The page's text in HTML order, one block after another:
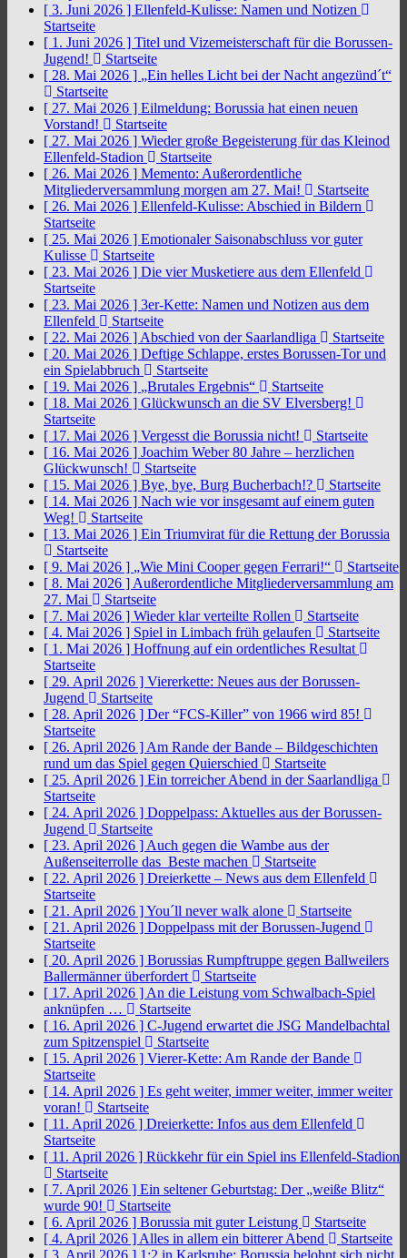
[ 3. Juni 2026 ] Ellenfeld-Kulisse: Namen und Notizen
Startseite
[ 1. Juni 2026 ] Titel und Vizemeisterschaft für die Borussen-
Jugend!
Startseite
[ 28. Mai 2026 ] „Ein helles Licht bei der Nacht angezünd´t“
Startseite
[ 27. Mai 2026 ] Eilmeldung: Borussia hat einen neuen
Vorstand!
Startseite
[ 27. Mai 2026 ] Wieder große Begeisterung für das Kleinod
Ellenfeld-Stadion
Startseite
[ 26. Mai 2026 ] Memento: Außerordentliche
Mitgliederversammlung morgen am 27. Mai!
Startseite
[ 26. Mai 2026 ] Ellenfeld-Kulisse: Abschied in Bildern
Startseite
[ 25. Mai 2026 ] Emotionaler Saisonabschluss vor guter
Kulisse
Startseite
[ 23. Mai 2026 ] Die vier Musketiere aus dem Ellenfeld
Startseite
[ 23. Mai 2026 ] 3er-Kette: Namen und Notizen aus dem
Ellenfeld
Startseite
[ 22. Mai 2026 ] Abschied von der Saarlandliga
Startseite
[ 20. Mai 2026 ] Deftige Schlappe, erstes Borussen-Tor und
ein Spielabbruch
Startseite
[ 19. Mai 2026 ] „Brutales Ergebnis“
Startseite
[ 18. Mai 2026 ] Glückwunsch an die SV Elversberg!
Startseite
[ 17. Mai 2026 ] Vergesst die Borussia nicht!
Startseite
[ 16. Mai 2026 ] Joachim Weber 80 Jahre – herzlichen
Glückwunsch!
Startseite
[ 15. Mai 2026 ] Bye, bye, Burg Bucherbach!?
Startseite
[ 14. Mai 2026 ] Nach wie vor insgesamt auf einem guten
Weg!
Startseite
[ 13. Mai 2026 ] Ein Triumvirat für die Rettung der Borussia
Startseite
[ 9. Mai 2026 ] „Wie Mini Cooper gegen Ferrari!“
Startseite
[ 8. Mai 2026 ] Außerordentliche Mitgliederversammlung am
27. Mai
Startseite
[ 7. Mai 2026 ] Wieder klar verteilte Rollen
Startseite
[ 4. Mai 2026 ] Spiel in Limbach früh gelaufen
Startseite
[ 1. Mai 2026 ] Hoffnung auf ein ordentliches Resultat
Startseite
[ 29. April 2026 ] Viererkette: Neues aus der Borussen-
Jugend
Startseite
[ 28. April 2026 ] Der “FCS-Killer” von 1966 wird 85!
Startseite
[ 26. April 2026 ] Am Rande der Bande – Bildgeschichten
rund um das Spiel gegen Quierschied
Startseite
[ 25. April 2026 ] Ein torreicher Abend in der Saarlandliga
Startseite
[ 24. April 2026 ] Doppelpass: Aktuelles aus der Borussen-
Jugend
Startseite
[ 23. April 2026 ] Auch gegen die Wambe aus der
Außenseiterrolle das Beste machen
Startseite
[ 22. April 2026 ] Dreierkette – News aus dem Ellenfeld
Startseite
[ 21. April 2026 ]You´ll never walk alone
Startseite
[ 21. April 2026 ] Doppelpass mit der Borussen-Jugend
Startseite
[ 20. April 2026 ] Borussias Rumpftruppe gegen Ballweilers
Ballermänner überfordert
Startseite
[ 17. April 2026 ] An die Leistung vom Schwalbach-Spiel
anknüpfen …
Startseite
[ 16. April 2026 ] C-Jugend erwartet die JSG Mandelbachtal
zum Spitzenspiel
Startseite
[ 15. April 2026 ] Vierer-Kette: Am Rande der Bande
Startseite
[ 14. April 2026 ] Es geht weiter, immer weiter, immer weiter
voran!
Startseite
[ 11. April 2026 ] Dreierkette: Infos aus dem Ellenfeld
Startseite
[ 11. April 2026 ] Rückkehr für ein Spiel ins Ellenfeld-Stadion
Startseite
[ 7. April 2026 ] Ein seltener Geburtstag: Der „weiße Blitz“
wurde 90!
Startseite
[ 6. April 2026 ] Borussia mit guter Leistung
Startseite
[ 4. April 2026 ] Alles in allem ein bitterer Abend
Startseite
[ 3. April 2026 ] 1:2 in Karlsruhe: Borussia belohnt sich nicht